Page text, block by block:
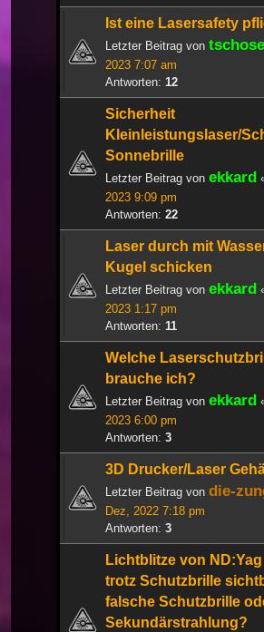
Ist eine Lasersafety
Letzter Beitrag von
2023 7:07 am
Antworten: 12
Sicherheit
Kleinleistungslaser/
Sonnebrille
Letzter Beitrag von ekkard
2023 9:09 pm
Antworten: 22
Laser durch mit
Kugel schicken
Letzter Beitrag von ekkard
2023 1:17 pm
Antworten: 11
Welche
brauche ich?
Letzter Beitrag von ekkard
2023 6:00 pm
Antworten: 3
3D Drucker/Laser
Letzter Beitrag von die-
Dez, 2022 7:18 pm
Antworten: 3
Lichtblitze von
trotz Schutzbrille
falsche Schutzbrille
Sekundärstrahlung?